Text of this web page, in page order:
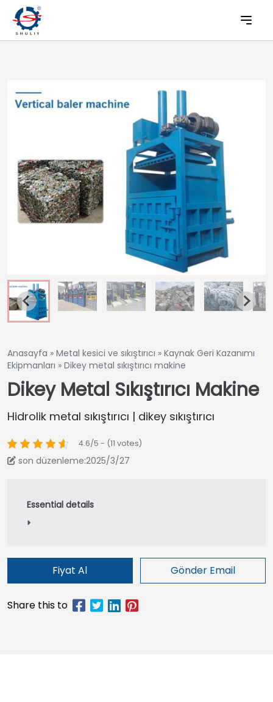
Anasayfa » Metal kesici ve sıkıştırıcı » Kaynak Geri Kazanımı
Ekipmanları » Dikey metal sıkıştırıcı makine
Dikey Metal Sıkıştırıcı Makine
Hidrolik metal sıkıştırıcı | dikey sıkıştırıcı
4.6/5 - (11 votes)
son düzenleme:2025/3/27
Fiyat Al Gönder Email